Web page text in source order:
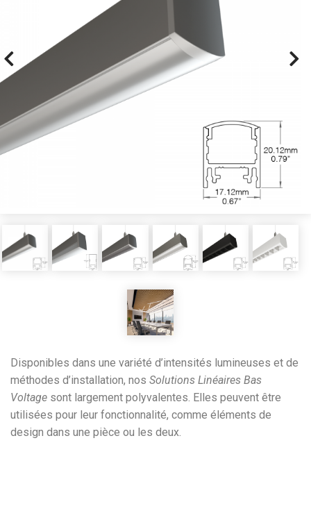
Disponibles dans une variété d’intensités lumineuses et de
méthodes d’installation, nos Solutions Linéaires Bas
Voltage sont largement polyvalentes. Elles peuvent être
utilisées pour leur fonctionnalité, comme éléments de
design dans une pièce ou les deux.